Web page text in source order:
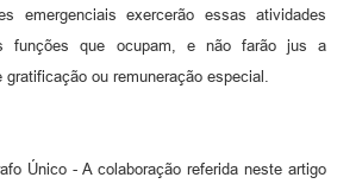
emergenciais exercerão essas atividades
funções que ocupam, e não farão jus a
gratificação ou remuneração especial.
- A colaboração referida neste artigo